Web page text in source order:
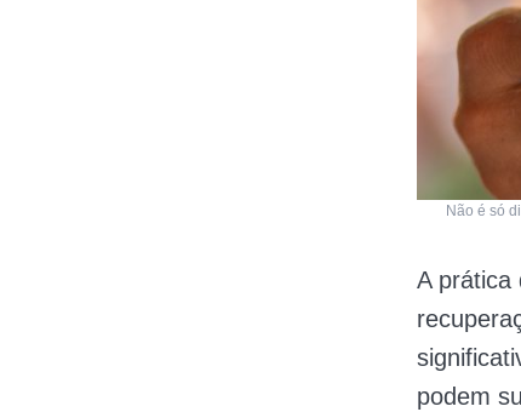
Não é só
A prática
podem